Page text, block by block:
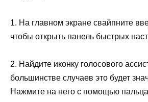
1. На главном экране свайпните
чтобы открыть панель быстрых
2. Найдите иконку голосового
большинстве случаев это будет
Нажмите на него с помощью